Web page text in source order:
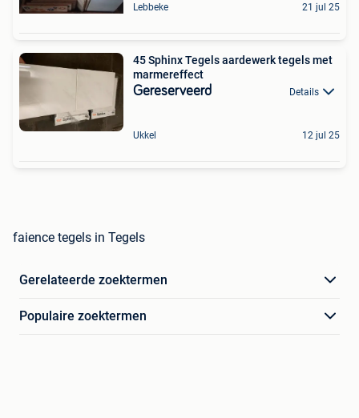
Lebbeke 21 jul 25
45 Sphinx Tegels aardewerk tegels met
marmereffect
Gereserveerd Details
Ukkel 12 jul 25
faience tegels in Tegels
Gerelateerde zoektermen
Populaire zoektermen